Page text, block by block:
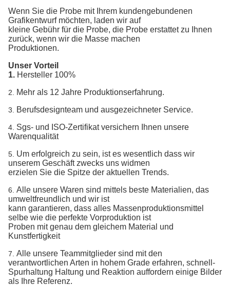
Wenn Sie die Probe mit Ihrem kundengebundenen
Grafikentwurf möchten, laden wir auf
kleine Gebühr für die Probe, die Probe erstattet zu Ihnen
zurück, wenn wir die Masse machen
Produktionen.
Unser Vorteil
1. Hersteller 100%
2. Mehr als 12 Jahre Produktionserfahrung.
3. Berufsdesignteam und ausgezeichneter Service.
4. Sgs- und ISO-Zertifikat versichern Ihnen unsere
Warenqualität
5. Um erfolgreich zu sein, ist es wesentlich dass wir
unserem Geschäft zwecks uns widmen
erzielen Sie die Spitze der aktuellen Trends.
6. Alle unsere Waren sind mittels beste Materialien, das
umweltfreundlich und wir ist
kann garantieren, dass alles Massenproduktionsmittel
selbe wie die perfekte Vorproduktion ist
Proben mitgenau dem gleichem Material und
Kunstfertigkeit
7. Alle unsere Teammitglieder sind mit den
verantwortlichen Arten in hohem Grade erfahren, schnell-
Spurhaltung Haltung und Reaktion auffordern einige Bilder
als Ihre Referenz.